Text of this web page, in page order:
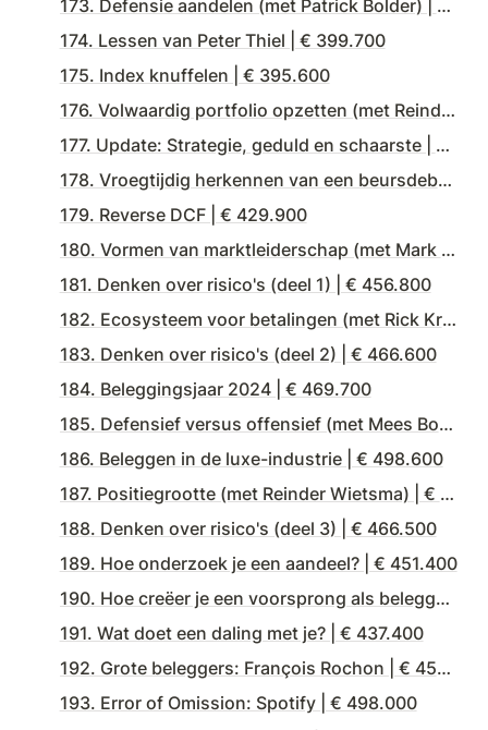
173. Defensie aandelen (met Patrick Bolder) | € 374.000
174. Lessen van Peter Thiel | € 399.700
175. Index knuffelen | € 395.600
176. Volwaardig portfolio opzetten (met Reinder Wietsma) | € 400.200
177. Update: Strategie, geduld en schaarste | € 414.000
178. Vroegtijdig herkennen van een beursdebacle (met Joost Schmets) | € 423.500
179. Reverse DCF | € 429.900
180. Vormen van marktleiderschap (met Mark Beunk) | € 444.400
181. Denken over risico's (deel 1) | € 456.800
182. Ecosysteem voor betalingen (met Rick Kruize) | € 469.800
183. Denken over risico's (deel 2) | € 466.600
184. Beleggingsjaar 2024 | € 469.700
185. Defensief versus offensief (met Mees Bovelander) | € 478.800
186. Beleggen in de luxe-industrie | € 498.600
187. Positiegrootte (met Reinder Wietsma) | € 501.000
188. Denken over risico's (deel 3) | € 466.500
189. Hoe onderzoek je een aandeel? | € 451.400
190. Hoe creëer je een voorsprong als belegger | € 449.300
191. Wat doet een daling met je? | € 437.400
192. Grote beleggers: François Rochon | € 450.500
193. Error of Omission: Spotify | € 498.000